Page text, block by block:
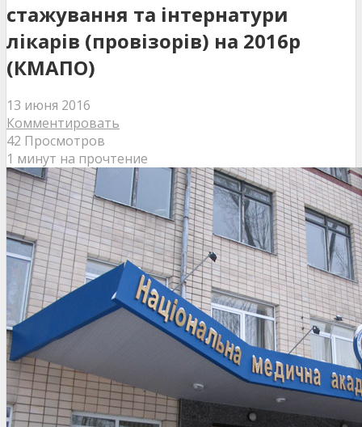
стажування та інтернатури
лікарів (провізорів) на 2016р
(КМАПО)
13 июня 2016
Комментировать
42 Просмотров
1 минут на прочтение